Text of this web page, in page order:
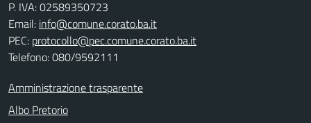
P. IVA: 02589350723
Email: info@comune.corato.ba.it
PEC: protocollo@pec.comune.corato.ba.it
Telefono: 080/9592111
Amministrazione trasparente
Albo Pretorio